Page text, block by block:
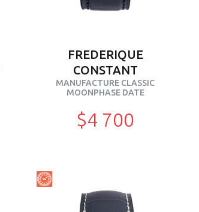
FREDERIQUE
CONSTANT
MANUFACTURE CLASSIC
MOONPHASE DATE
$4 700